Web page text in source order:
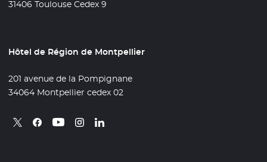
31406 Toulouse Cedex 9
Hôtel de Région de Montpellier
201 avenue de la Pompignane
34064 Montpellier cedex 02
Retrouvez nous sur X
- Nouvelle fenêtre
Retrouvez nous sur Facebook
- Nouvelle fenêtre
Retrouvez nous sur Youtube
- Nouvelle fenêtre
Retrouvez nous sur Instagram
- Nouvelle fenêtre
Retrouvez nous sur Linkedin
- Nouvelle fenêtre